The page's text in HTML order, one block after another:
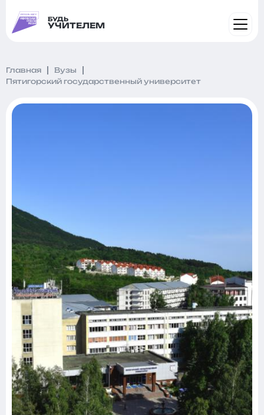
БУДЬ
УЧИТЕЛЕМ
Главная
Вузы
Пятигорский государственный университет